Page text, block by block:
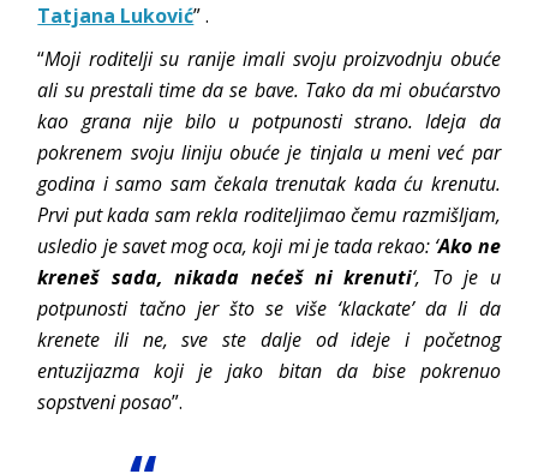
Tatjana Luković” .
“Moji roditelji su ranije imali svoju proizvodnju obuće
ali su prestali time da se bave. Tako da mi obućarstvo
kao grana nije bilo u potpunosti strano. Ideja da
pokrenem svoju liniju obuće je tinjala u meni već par
godina i samo sam čekala trenutak kada ću krenutu.
Prvi put kada sam rekla roditeljimao čemu razmišljam,
usledio je savet mog oca, koji mi je tada rekao: ‘Ako ne
kreneš sada, nikada nećeš ni krenuti‘, To je u
potpunosti tačno jer što se više ‘klackate’ da li da
krenete ili ne, sve ste dalje od ideje i početnog
entuzijazma koji je jako bitan da bise pokrenuo
sopstveni posao”.